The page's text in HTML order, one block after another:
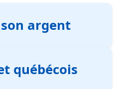
argent
québécois